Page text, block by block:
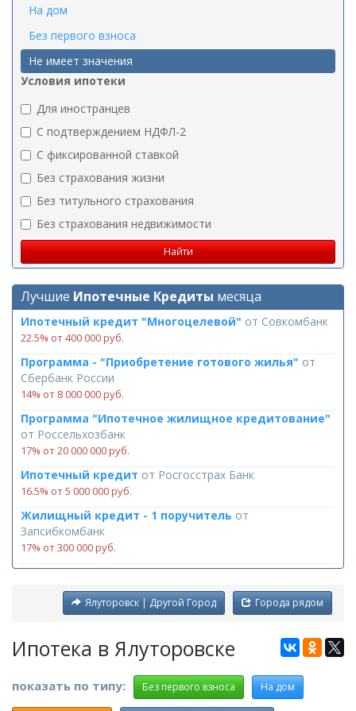
На дом
Без первого взноса
Не имеет значения
Условия ипотеки
Для иностранцев
C подтверждением НДФЛ-2
C фиксированной ставкой
Без страхования жизни
Без титульного страхования
Без страхования недвижимости
Лучшие Ипотечные Кредиты месяца
Ипотечный кредит "Многоцелевой" от Совкомбанк
22.5% от 400 000 руб.
Программа - "Приобретение готового жилья" от
Сбербанк России
14% от 8 000 000 руб.
Программа "Ипотечное жилищное кредитование"
от Россельхозбанк
17% от 20 000 000 руб.
Ипотечный кредит от Росгосстрах Банк
16.5% от 5 000 000 руб.
Жилищный кредит - 1 поручитель от
Запсибкомбанк
17% от 300 000 руб.
Города рядом
Ялуторовск | Другой Город
Ипотека в Ялуторовске
показать по типу: Без первого взноса На дом